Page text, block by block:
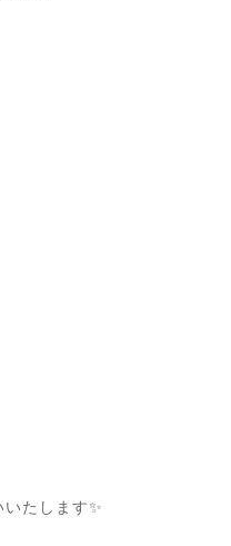
たします✨